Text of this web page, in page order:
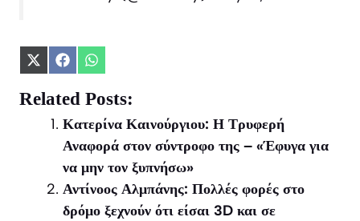
Share
X
(Twitter)
Share
Facebook
Share
WhatsApp
Related Posts:
Κατερίνα Καινούργιου: Η Τρυφερή
Αναφορά στον σύντροφο της – «Έφυγα για
να μην τον ξυπνήσω»
Αντίνοος Αλμπάνης: Πολλές φορές στο
δρόμο ξεχνούν ότι είσαι 3D και σε